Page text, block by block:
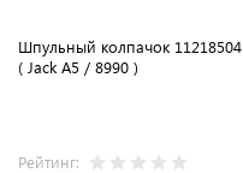
Шпульный колпачок 11218504
( Jack A5 / 8990 )
Рейтинг: